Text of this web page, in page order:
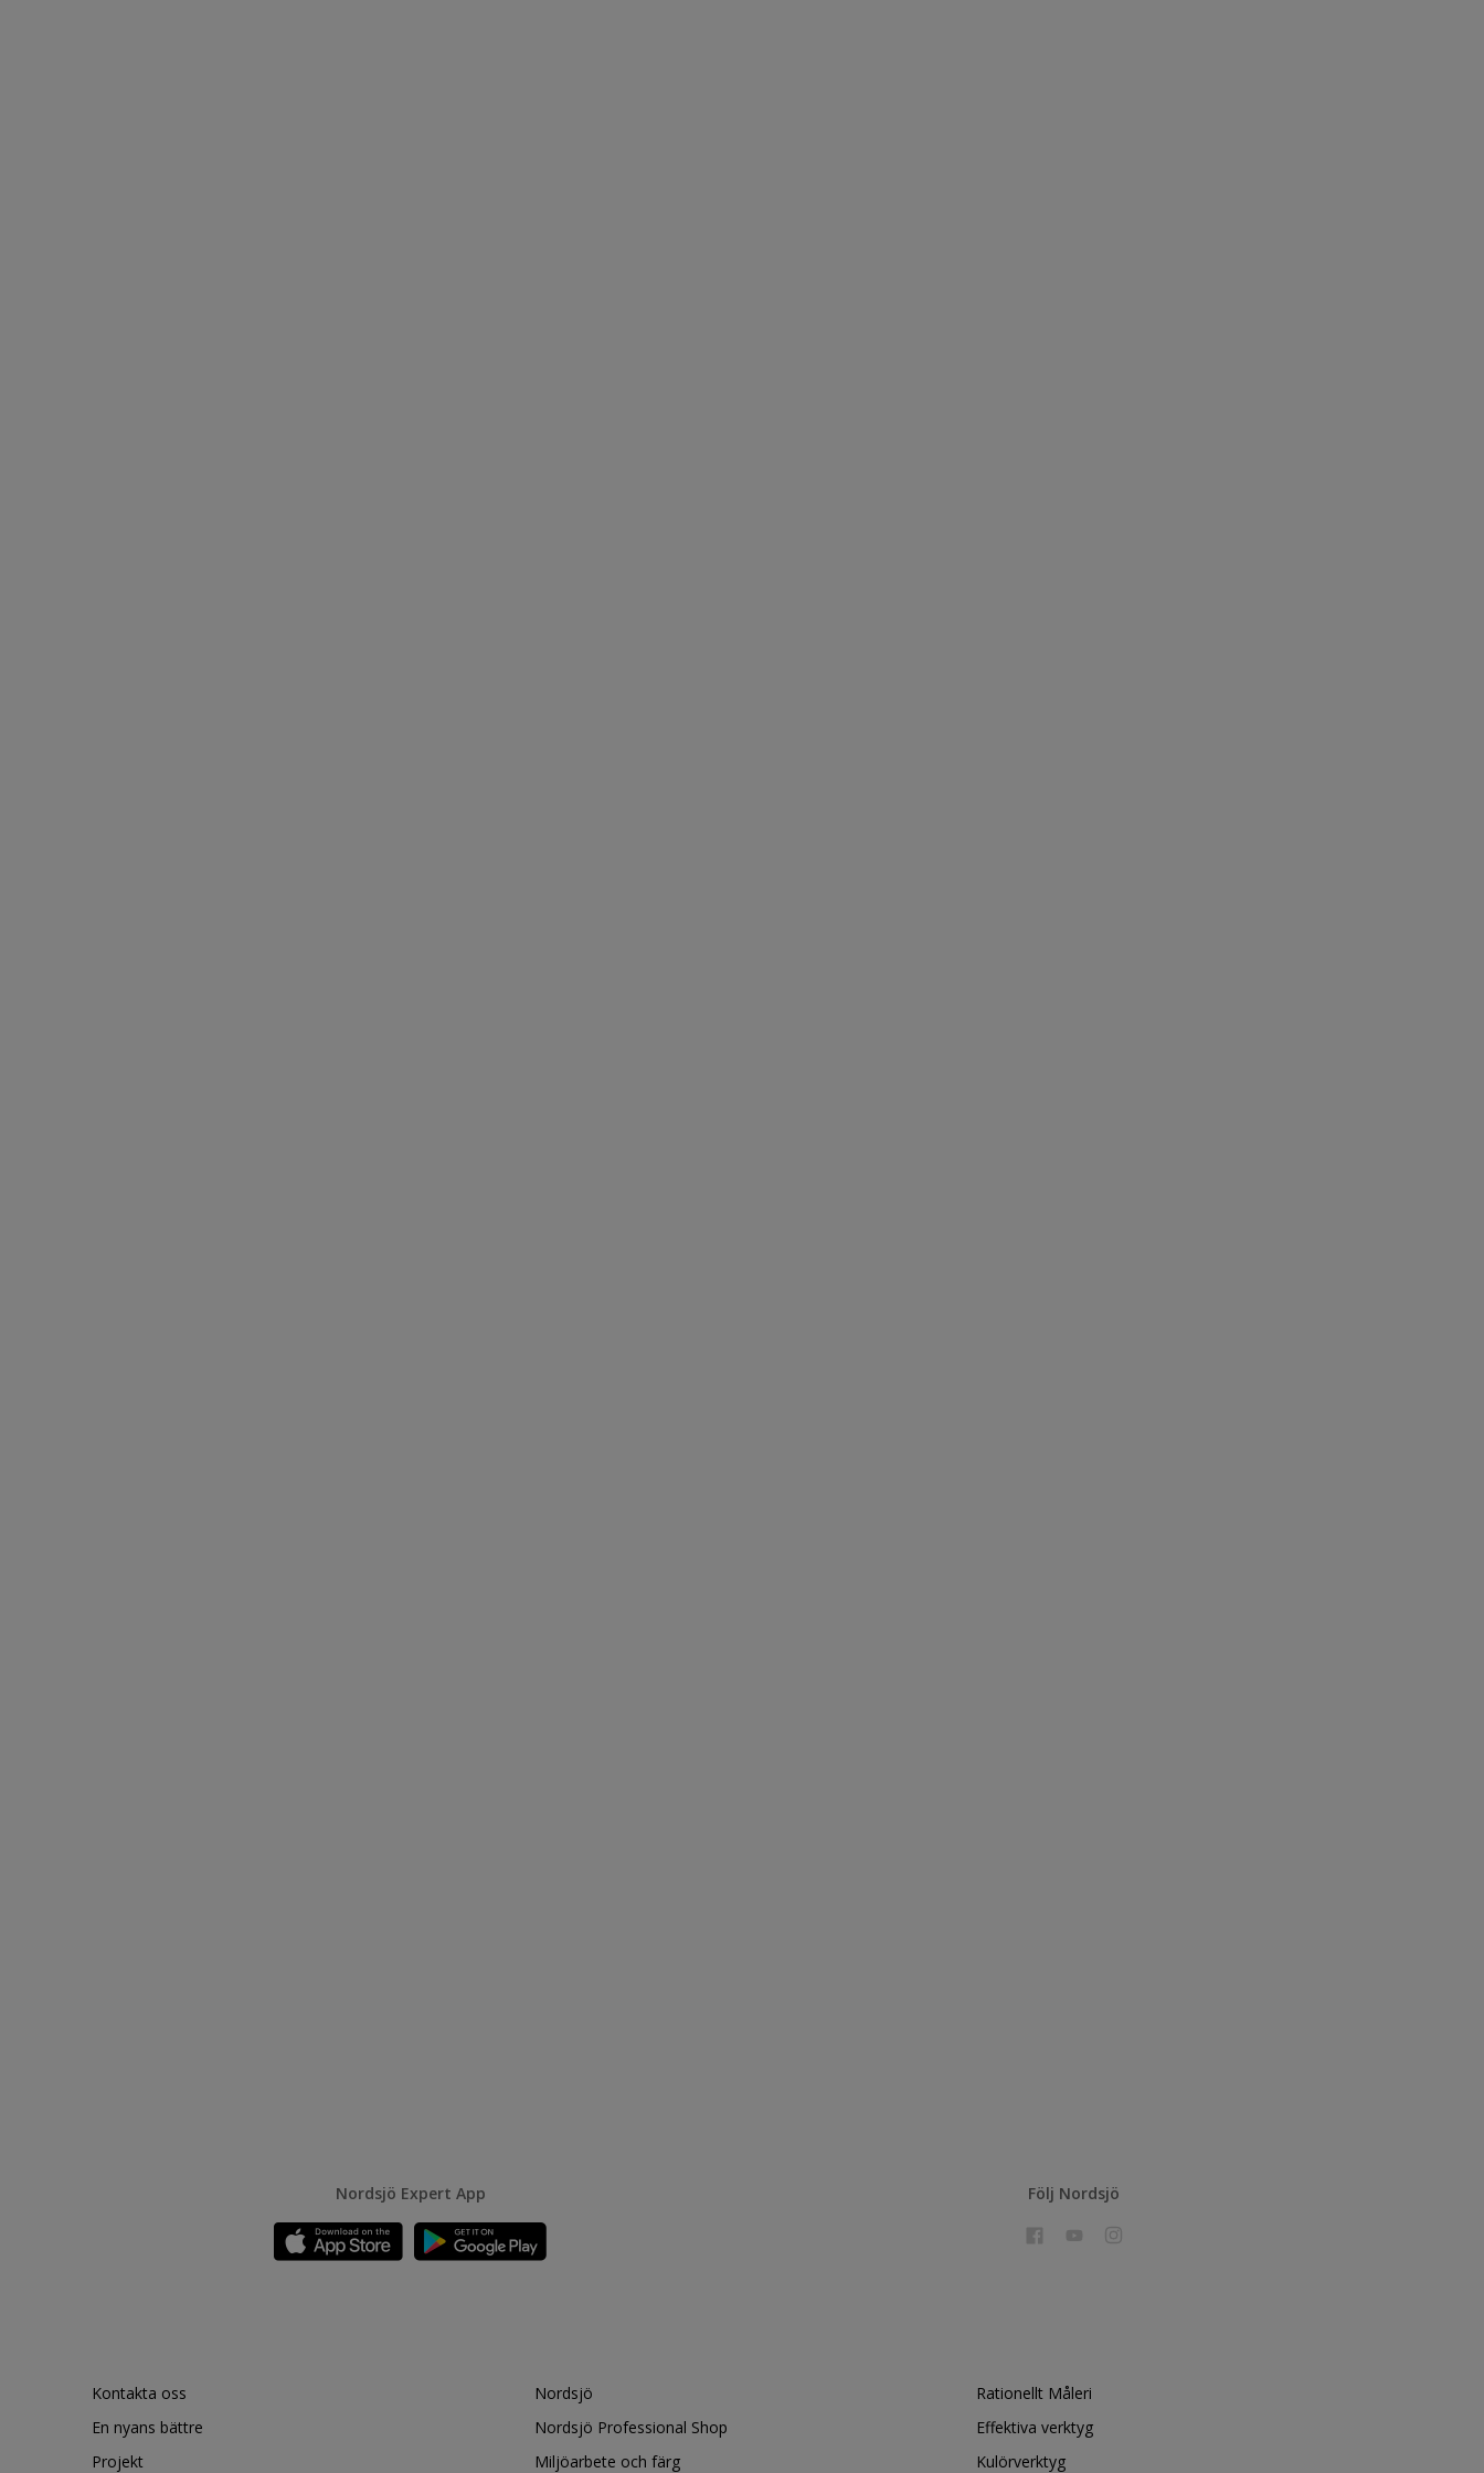
Nordsjö Expert App Följ Nordsjö
Kontakta oss
En nyans bättre
Projekt
Nordsjö
Nordsjö Professional Shop
Miljöarbete och färg
Rationellt Måleri
Effektiva verktyg
Kulörverktyg